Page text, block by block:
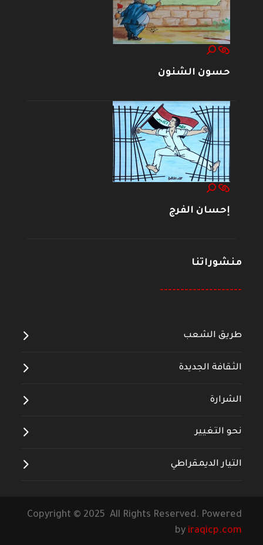
حسون الشنون
إحسان الفرج
منشوراتنا
--------------------
طريق الشعب
الثقافة الجديدة
الشرارة
نحو التغيير
التيار الديمقراطي
Copyright © 2025 All Rights Reserved. Powered
by iraqicp.com